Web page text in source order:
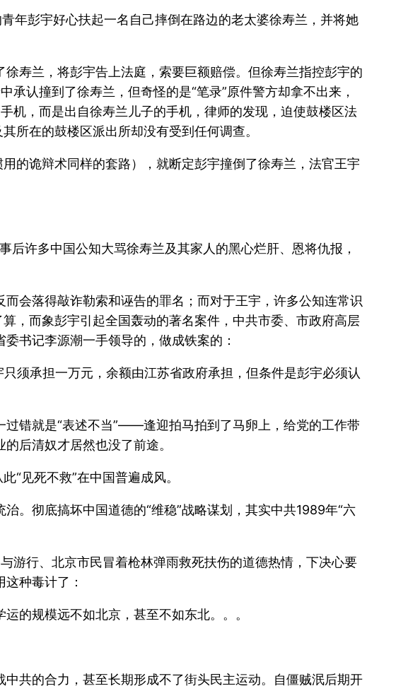
年彭宇好心扶起一名自己摔倒在路边的老太婆徐寿兰，并将她
寿兰，将彭宇告上法庭，索要巨额赔偿。但徐寿兰指控彭宇的
承认撞到了徐寿兰，但奇怪的是“笔录”原件警方却拿不出来，
机，而是出自徐寿兰儿子的手机，律师的发现，迫使鼓楼区法
所在的鼓楼区派出所却没有受到任何调查。
的诡辩术同样的套路），就断定彭宇撞倒了徐寿兰，法官王宇
许多中国公知大骂徐寿兰及其家人的黑心烂肝、恩将仇报，
会落得敲诈勒索和诬告的罪名；而对于王宇，许多公知连常识
，而象彭宇引起全国轰动的著名案件，中共市委、市政府高层
书记李源潮一手领导的，做成铁案的：
须承担一万元，余额由江苏省政府承担，但条件是彭宇必须认
错就是“表述不当”——逢迎拍马拍到了马卵上，给党的工作带
后清奴才居然也没了前途。
“见死不救”在中国普遍成风。
。彻底搞坏中国道德的“维稳”战略谋划，其实中共1989年“六
游行、北京市民冒着枪林弹雨救死扶伤的道德热情，下决心要
种毒计了：
的规模远不如北京，甚至不如东北。。。
共的合力，甚至长期形成不了街头民主运动。自僵贼泯后期开